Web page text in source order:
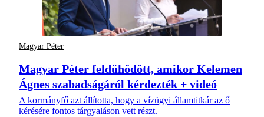
Magyar Péter
Magyar Péter feldühödött, amikor Kelemen
Ágnes szabadságáról kérdezték + videó
A kormányfő azt állította, hogy a vízügyi államtitkár az ő
kérésére fontos tárgyaláson vett részt.